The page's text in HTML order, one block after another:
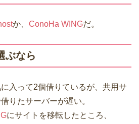
か、 ConoHa WINGだ。
ぶなら
入って2個借りているが、共用サ
りたサーバーが遅い。
にサイトを移転したところ、